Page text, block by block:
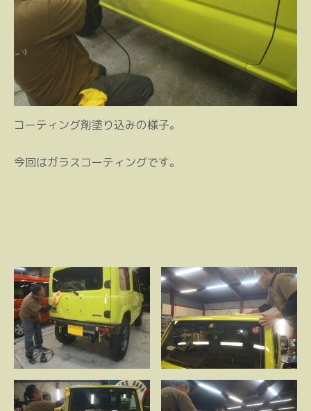
コーティング剤塗り込みの様子。
今回はガラスコーティングです。